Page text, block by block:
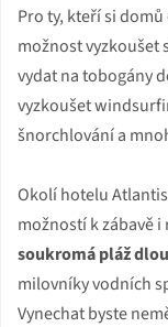
Pro ty, kteří si
možnost vyzkoušet
vydat na tobogány
vyzkoušet
šnorchlování a
Okolí hotelu
možností k zábavě
soukromá pláž
milovníky vodních
Vynechat byste